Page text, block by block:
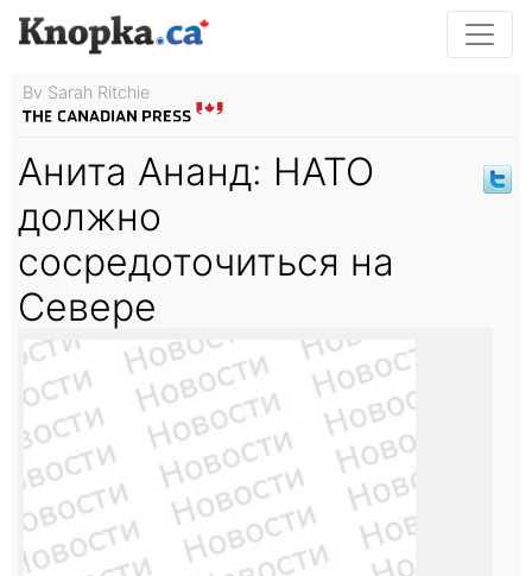
By Sarah Ritchie
Анита Ананд: НАТО
должно
сосредоточиться на
Севере